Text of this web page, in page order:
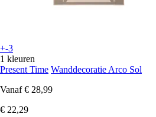
+-3
1 kleuren
Present Time Wanddecoratie Arco Sol
Vanaf € 28,99
€ 22,29